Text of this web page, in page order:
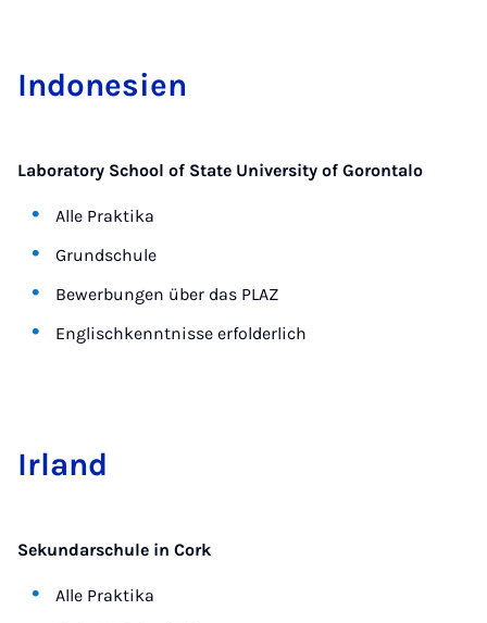
In­do­ne­si­en
Laboratory School of State University of Gorontalo
Alle Praktika
Grundschule
Bewerbungen über das PLAZ
Englischkenntnisse erfolderlich
Ir­land
Sekundarschule in Cork
Alle Praktika